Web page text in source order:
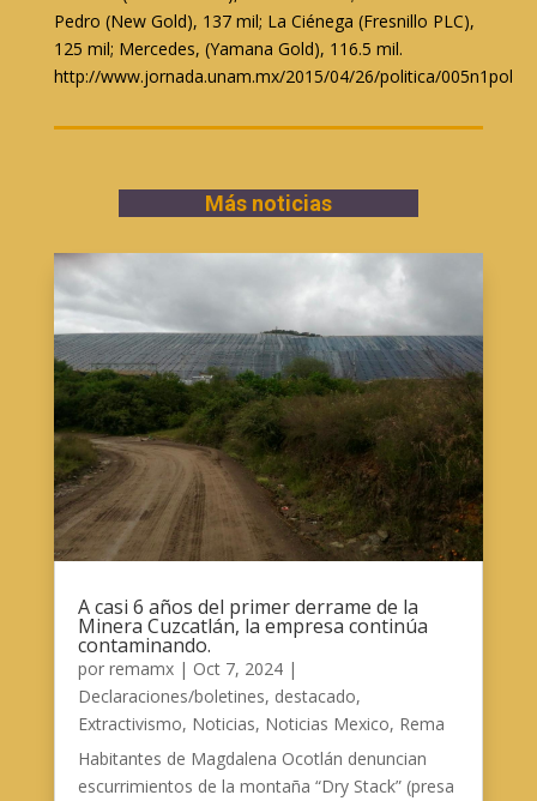
Pedro (New Gold), 137 mil; La Ciénega (Fresnillo PLC),
125 mil; Mercedes, (Yamana Gold), 116.5 mil.
http://www.jornada.unam.mx/2015/04/26/politica/005n1pol
Más noticias
A casi 6 años del primer derrame de la
Minera Cuzcatlán, la empresa continúa
contaminando.
por remamx| Oct 7, 2024|
Declaraciones/boletines, destacado,
Extractivismo, Noticias, Noticias Mexico, Rema
Habitantes de Magdalena Ocotlán denuncian
escurrimientos de la montaña “Dry Stack” (presa